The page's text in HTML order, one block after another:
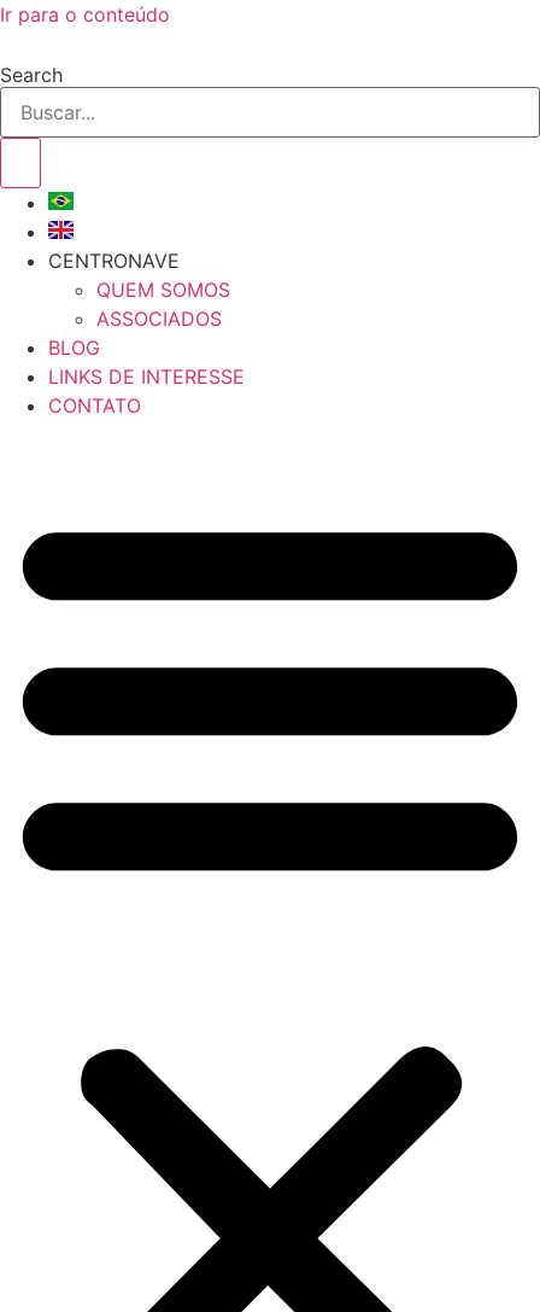
Ir para o conteúdo
Search
CENTRONAVE
QUEM SOMOS
ASSOCIADOS
BLOG
LINKS DE INTERESSE
CONTATO